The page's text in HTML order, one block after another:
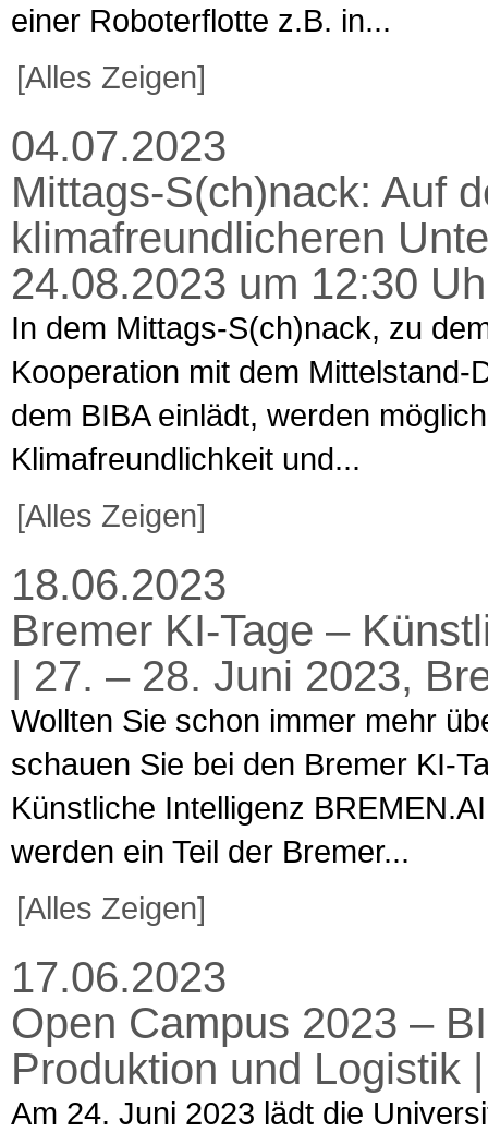
einer Roboterflotte z.B. in...
[Alles Zeigen]
04.07.2023
Mittags-S(ch)nack: Auf
klimafreundlicheren
24.08.2023 um 12:30
In dem Mittags-S(ch)nack, zu
Kooperation mit dem
dem BIBA einlädt, werden
Klimafreundlichkeit und...
[Alles Zeigen]
18.06.2023
Bremer KI-Tage –
| 27. – 28. Juni 2023,
Wollten Sie schon immer mehr
schauen Sie bei den Bremer KI-
Künstliche Intelligenz
werden ein Teil der Bremer...
[Alles Zeigen]
17.06.2023
Open Campus 2023 –
Produktion und Logistik
Am 24. Juni 2023 lädt die